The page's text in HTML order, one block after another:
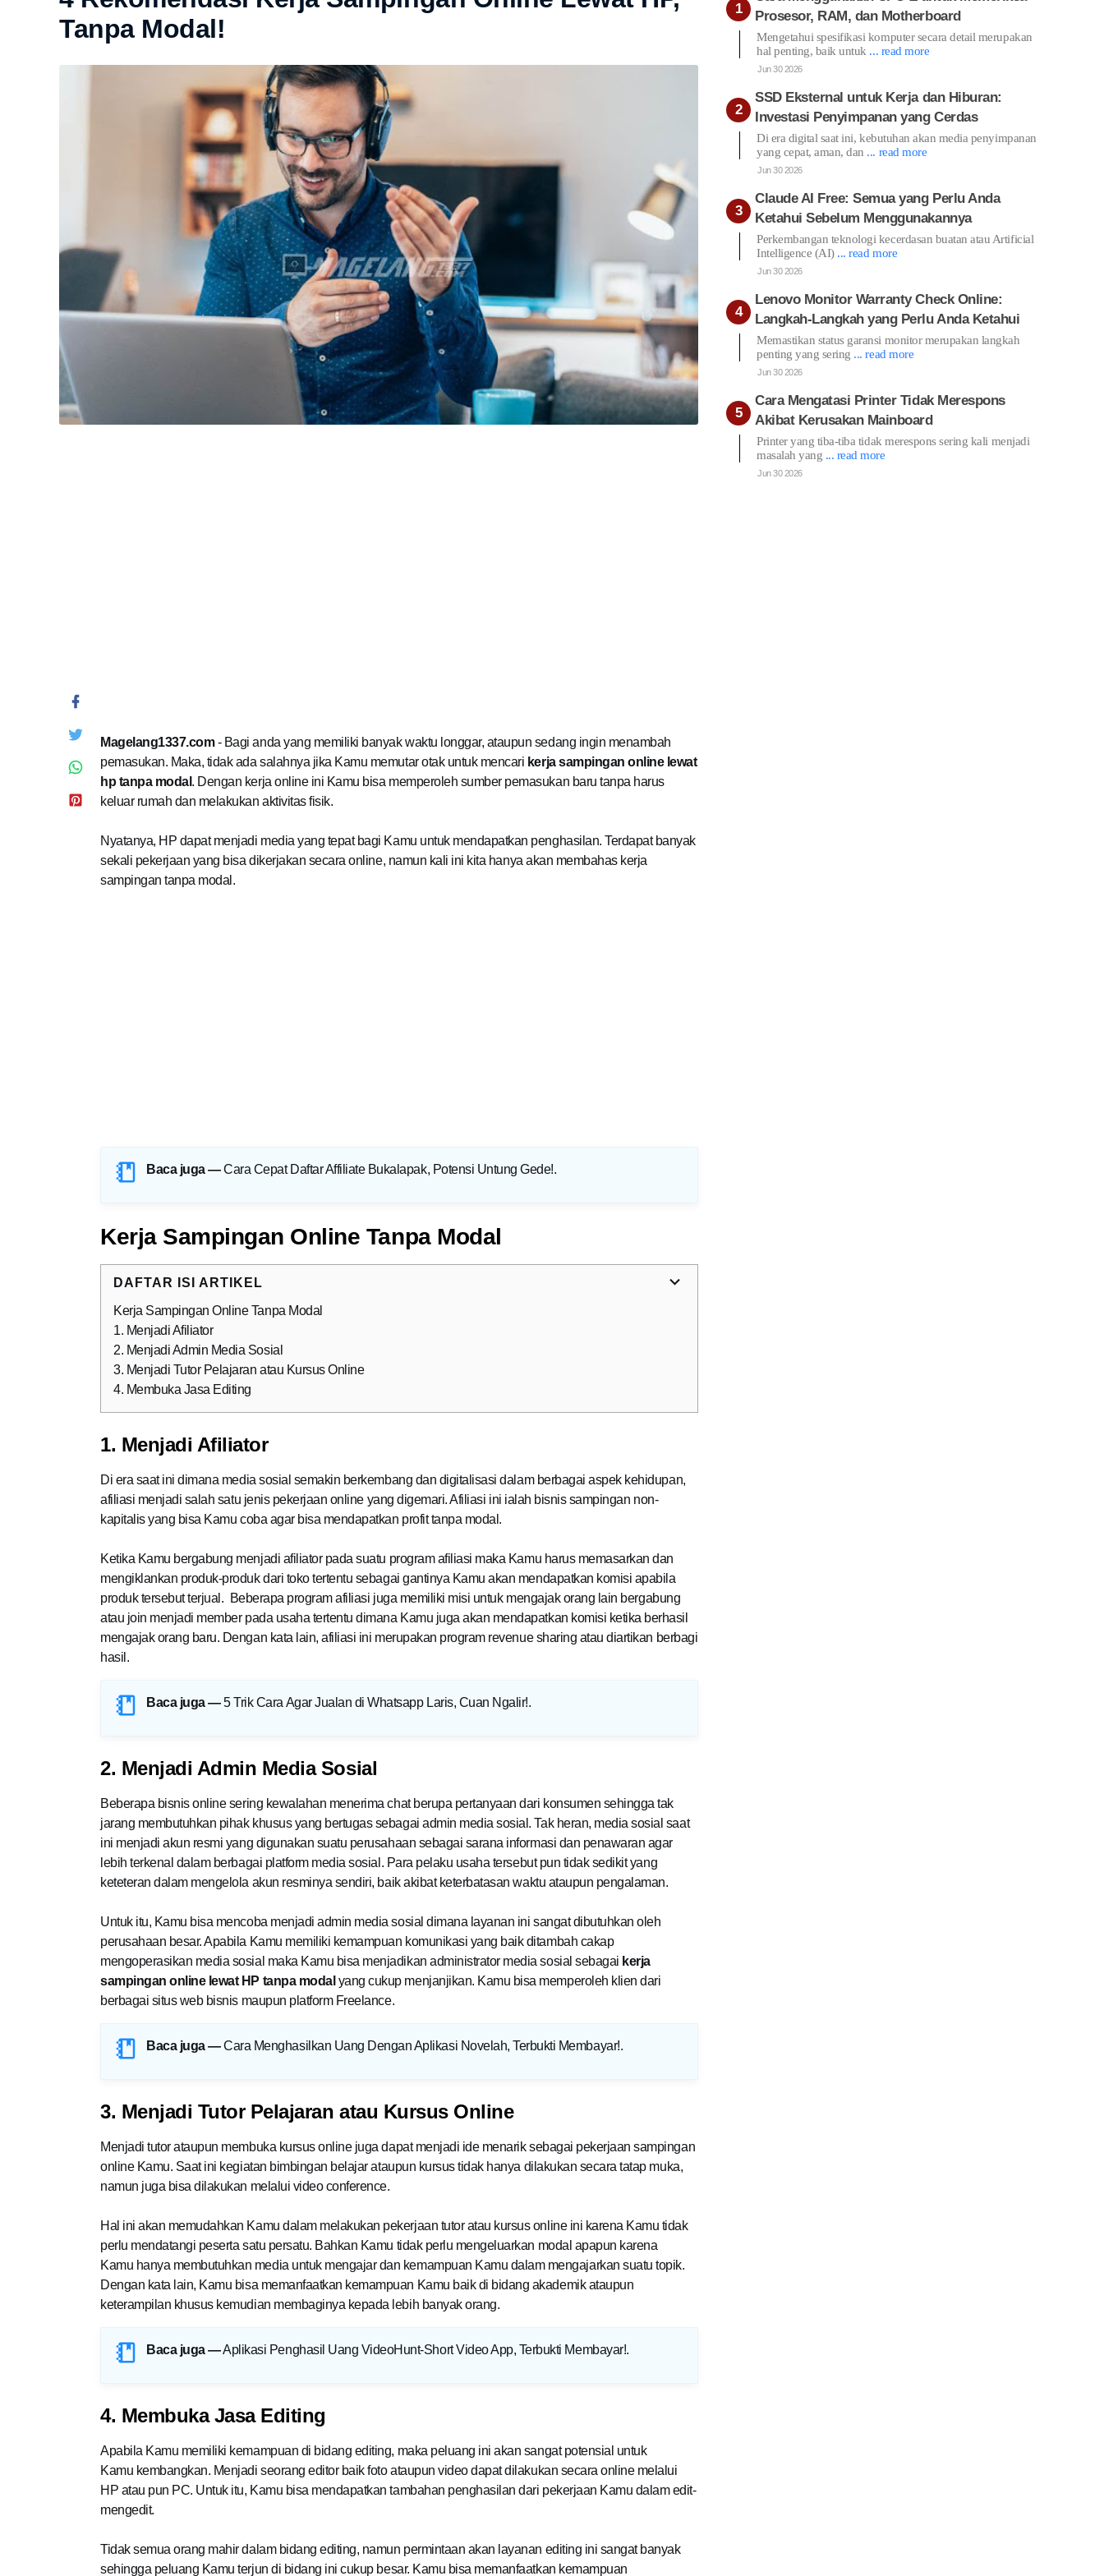
Tanpa Modal!
Magelang1337.com- Bagi anda yang memiliki banyak waktu longgar, ataupun sedang ingin menambah
pemasukan. Maka, tidak ada salahnya jika Kamu memutar otak untuk mencari kerja sampingan online lewat
hp tanpa modal . Dengan kerja online ini Kamu bisa memperoleh sumber pemasukan baru tanpa harus
keluar rumah dan melakukan aktivitas fisik.
Nyatanya, HP dapat menjadi media yang tepat bagi Kamu untuk mendapatkan penghasilan. Terdapat banyak
sekali pekerjaan yang bisa dikerjakan secara online, namun kali ini kita hanya akan membahas kerja
sampingan tanpa modal.
Baca juga — Cara Cepat Daftar Affiliate Bukalapak, Potensi Untung Gede!.
Kerja Sampingan Online Tanpa Modal
DAFTAR ISI ARTIKEL
Kerja Sampingan Online Tanpa Modal
1. Menjadi Afiliator
2. Menjadi Admin Media Sosial
3. Menjadi Tutor Pelajaran atau Kursus Online
4. Membuka Jasa Editing
1. Menjadi Afiliator
Di era saat ini dimana media sosial semakin berkembang dan digitalisasi dalam berbagai aspek kehidupan,
afiliasi menjadi salah satu jenis pekerjaan online yang digemari. Afiliasi ini ialah bisnis sampingan non-
kapitalis yang bisa Kamu coba agar bisa mendapatkan profit tanpa modal.
Ketika Kamu bergabung menjadi afiliator pada suatu program afiliasi maka Kamu harus memasarkan dan
mengiklankan produk-produk dari toko tertentu sebagai gantinya Kamu akan mendapatkan komisi apabila
produk tersebut terjual. Beberapa program afiliasi juga memiliki misi untuk mengajak orang lain bergabung
atau join menjadi member pada usaha tertentu dimana Kamu juga akan mendapatkan komisi ketika berhasil
mengajak orang baru. Dengan kata lain, afiliasi ini merupakan program revenue sharing atau diartikan berbagi
hasil.
Baca juga — 5 Trik Cara Agar Jualan di Whatsapp Laris, Cuan Ngalir!.
2. Menjadi Admin Media Sosial
Beberapa bisnis online sering kewalahan menerima chat berupa pertanyaan dari konsumen sehingga tak
jarang membutuhkan pihak khusus yang bertugas sebagai admin media sosial. Tak heran, media sosial saat
ini menjadi akun resmi yang digunakan suatu perusahaan sebagai sarana informasi dan penawaran agar
lebih terkenal dalam berbagai platform media sosial. Para pelaku usaha tersebut pun tidak sedikit yang
keteteran dalam mengelola akun resminya sendiri, baik akibat keterbatasan waktu ataupun pengalaman.
Untuk itu, Kamu bisa mencoba menjadi admin media sosial dimana layanan ini sangat dibutuhkan oleh
perusahaan besar. Apabila Kamu memiliki kemampuan komunikasi yang baik ditambah cakap
mengoperasikan media sosial maka Kamu bisa menjadikan administrator media sosial sebagai kerja
sampingan online lewat HP tanpa modal yang cukup menjanjikan. Kamu bisa memperoleh klien dari
berbagai situs web bisnis maupun platform Freelance.
Baca juga — Cara Menghasilkan Uang Dengan Aplikasi Novelah, Terbukti Membayar!.
3. Menjadi Tutor Pelajaran atau Kursus Online
Menjadi tutor ataupun membuka kursus online juga dapat menjadi ide menarik sebagai pekerjaan sampingan
online Kamu. Saat ini kegiatan bimbingan belajar ataupun kursus tidak hanya dilakukan secara tatap muka,
namun juga bisa dilakukan melalui video conference.
Hal ini akan memudahkan Kamu dalam melakukan pekerjaan tutor atau kursus online ini karena Kamu tidak
perlu mendatangi peserta satu persatu. Bahkan Kamu tidak perlu mengeluarkan modal apapun karena
Kamu hanya membutuhkan media untuk mengajar dan kemampuan Kamu dalam mengajarkan suatu topik.
Dengan kata lain, Kamu bisa memanfaatkan kemampuan Kamu baik di bidang akademik ataupun
keterampilan khusus kemudian membaginya kepada lebih banyak orang.
Baca juga —Aplikasi Penghasil Uang VideoHunt-Short Video App, Terbukti Membayar!.
4. Membuka Jasa Editing
Apabila Kamu memiliki kemampuan di bidang editing, maka peluang ini akan sangat potensial untuk
Kamu kembangkan. Menjadi seorang editor baik foto ataupun video dapat dilakukan secara online melalui
HP atau pun PC. Untuk itu, Kamu bisa mendapatkan tambahan penghasilan dari pekerjaan Kamu dalam edit-
mengedit.
Tidak semua orang mahir dalam bidang editing, namun permintaan akan layanan editing ini sangat banyak
sehingga peluang Kamu terjun di bidang ini cukup besar. Kamu bisa memanfaatkan kemampuan
Prosesor, RAM, dan Motherboard
Mengetahui spesifikasi komputer secara detail merupakan
hal penting, baik untuk ... read more
Jun 30 2026
SSD Eksternal untuk Kerja dan Hiburan:
Investasi Penyimpanan yang Cerdas
Di era digital saat ini, kebutuhan akan media penyimpanan
yang cepat, aman, dan ... read more
Jun 30 2026
Claude AI Free: Semua yang Perlu Anda
Ketahui Sebelum Menggunakannya
Perkembangan teknologi kecerdasan buatan atau Artificial
Intelligence (AI) ... read more
Jun 30 2026
Lenovo Monitor Warranty Check Online:
Langkah-Langkah yang Perlu Anda Ketahui
Memastikan status garansi monitor merupakan langkah
penting yang sering ... read more
Jun 30 2026
Cara Mengatasi Printer Tidak Merespons
Akibat Kerusakan Mainboard
Printer yang tiba-tiba tidak merespons sering kali menjadi
masalah yang ... read more
Jun 30 2026